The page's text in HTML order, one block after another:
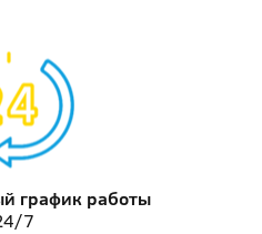
график работы
7